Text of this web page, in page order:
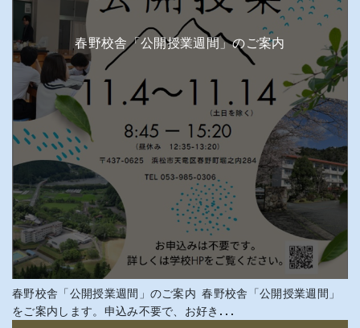
春野校舎「公開授業週間」のご案内
春野校舎「公開授業週間」のご案内 春野校舎「公開授業週間」
をご案内します。申込み不要で、お好き...